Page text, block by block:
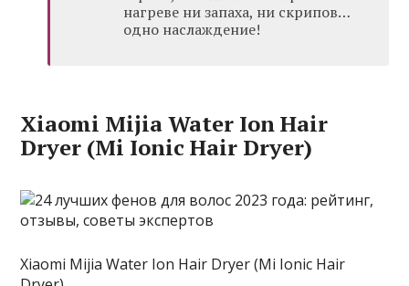
нагреве ни запаха, ни скрипов…
одно наслаждение!
Xiaomi Mijia Water Ion Hair
Dryer (Mi Ionic Hair Dryer)
Xiaomi Mijia Water Ion Hair Dryer (Mi Ionic Hair